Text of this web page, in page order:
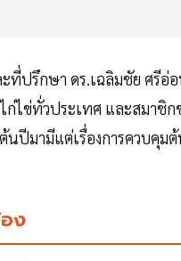
ปรึกษา ดร.เฉลิมชัย ศรีอ่
ไข่ทั่วประเทศ และสมาชิ
นปีมามีแต่เรื่องการควบคุม
ง